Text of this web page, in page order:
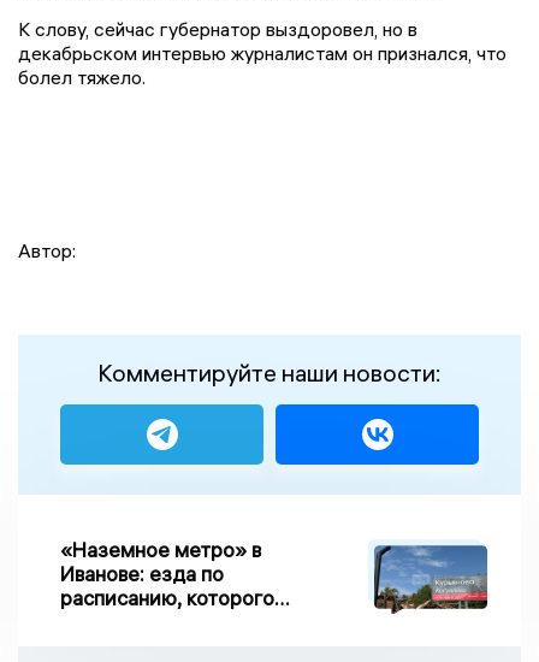
К слову, сейчас губернатор выздоровел, но в
декабрьском интервью журналистам он признался, что
болел тяжело.
Автор:
Комментируйте наши новости:
«Наземное метро» в
Иванове: езда по
расписанию, которого